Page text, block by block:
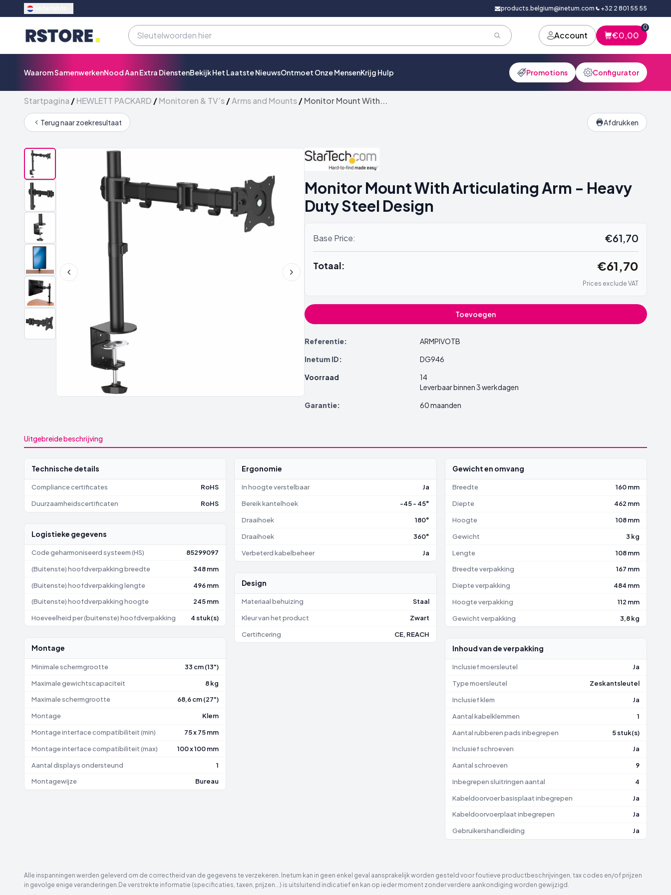
products.belgium@inetum.com +32 2 801 55 55
Account €0,00
0
Waarom SamenwerkenNood Aan Extra DienstenBekijk Het Laatste NieuwsOntmoet Onze MensenKrijg Hulp Promotions Configurator
Startpagina /HEWLETT PACKARD /Monitoren & TV’s/Arms and Mounts/Monitor Mount With...
Terug naar zoekresultaat Afdrukken
Monitor Mount With Articulating Arm - Heavy
Duty Steel Design
Base Price: €61,70
Totaal: €61,70
Prices exclude VAT
Toevoegen
Referentie:
ARMPIVOTB
Inetum ID:
DG946
Voorraad
14
Leverbaar binnen 3 werkdagen
Garantie:
60 maanden
Uitgebreide beschrijving
Technische details
Compliance certificates RoHS
Duurzaamheidscertificaten RoHS
Logistieke gegevens
Code geharmoniseerd systeem (HS) 85299097
(Buitenste) hoofdverpakking breedte 348 mm
(Buitenste) hoofdverpakking lengte 496 mm
(Buitenste) hoofdverpakking hoogte 245 mm
Hoeveelheid per (buitenste) hoofdverpakking 4 stuk(s)
Montage
Minimale schermgrootte 33 cm (13")
Maximale gewichtscapaciteit 8 kg
Maximale schermgrootte 68,6 cm (27")
Montage Klem
Montage interface compatibiliteit (min) 75 x 75 mm
Montage interface compatibiliteit (max) 100 x 100 mm
Aantal displays ondersteund 1
Montagewijze Bureau
Ergonomie
In hoogte verstelbaar Ja
Bereik kantelhoek -45 - 45°
Draaihoek 180°
Draaihoek 360°
Verbeterd kabelbeheer Ja
Design
Materiaal behuizing Staal
Kleur van het product Zwart
Certificering CE, REACH
Gewicht en omvang
Breedte 160 mm
Diepte 462 mm
Hoogte 108 mm
Gewicht 3 kg
Lengte 108 mm
Breedte verpakking 167 mm
Diepte verpakking 484 mm
Hoogte verpakking 112 mm
Gewicht verpakking 3,8 kg
Inhoud van de verpakking
Inclusief moersleutel Ja
Type moersleutel Zeskantsleutel
Inclusief klem Ja
Aantal kabelklemmen 1
Aantal rubberen pads inbegrepen 5 stuk(s)
Inclusief schroeven Ja
Aantal schroeven 9
Inbegrepen sluitringen aantal 4
Kabeldoorvoer basisplaat inbegrepen Ja
Kabeldoorvoerplaat inbegrepen Ja
Gebruikershandleiding Ja
Alle inspanningen werden geleverd om de correctheid van de gegevens te verzekeren. Inetum kan in geen enkel geval aansprakelijk worden gesteld voor foutieve productbeschrijvingen, tax codes en/of prijzen
in gevolge enige veranderingen.De verstrekte informatie (specificaties, taxen, prijzen...) is uitsluitend indicatief en kan op ieder moment zonder verdere aankondiging worden gewijzigd.